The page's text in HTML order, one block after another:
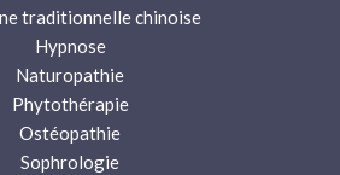
traditionnelle chinoise
Hypnose
Naturopathie
Phytothérapie
Ostéopathie
Sophrologie